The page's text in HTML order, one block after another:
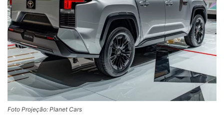
Foto Projeção: Planet Cars